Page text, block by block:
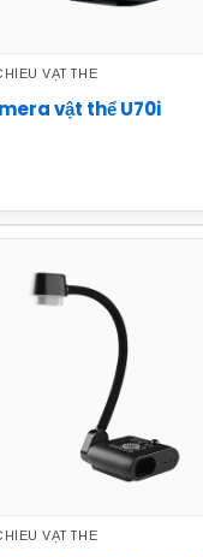
VẬT THỂ
vật thể U70i
VẬT THỂ